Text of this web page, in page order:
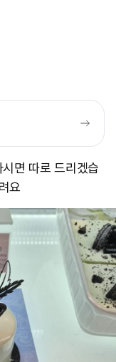
면 따로 드리겠습
요